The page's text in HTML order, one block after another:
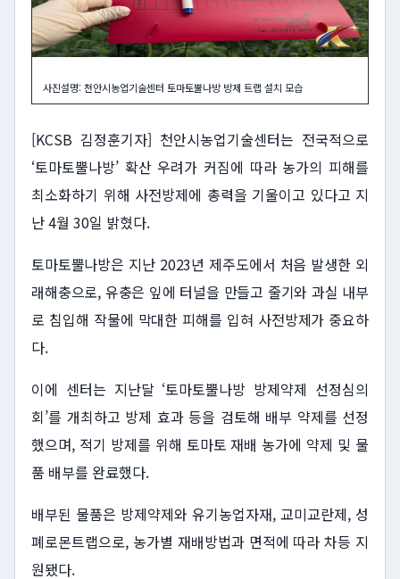
사진설명: 천안시농업기술센터 토마토뿔나방 방제 트랩 설치 모습
[KCSB 김정훈기자] 천안시농업기술센터는 전국적으로
‘토마토뿔나방’ 확산 우려가 커짐에 따라 농가의 피해를
최소화하기 위해 사전방제에 총력을 기울이고 있다고 지
난 4월 30일 밝혔다.
토마토뿔나방은 지난 2023년 제주도에서 처음 발생한 외
래해충으로, 유충은 잎에 터널을 만들고 줄기와 과실 내부
로 침입해 작물에 막대한 피해를 입혀 사전방제가 중요하
다.
이에 센터는 지난달 ‘토마토뿔나방 방제약제 선정심의
회’를 개최하고 방제 효과 등을 검토해 배부 약제를 선정
했으며, 적기 방제를 위해 토마토 재배 농가에 약제 및 물
품 배부를 완료했다.
배부된 물품은 방제약제와 유기농업자재, 교미교란제, 성
폐로몬트랩으로, 농가별 재배방법과 면적에 따라 차등 지
원됐다.